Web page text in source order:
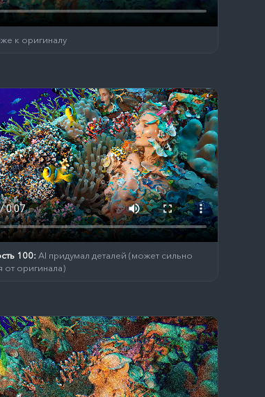
к оригиналу
100: AI придумал деталей (может сильно
от оригинала)